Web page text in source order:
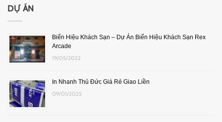
DỰ ÁN
Biển Hiệu Khách Sạn – Dự Án Biển Hiệu Khách Sạn Rex
Arcade
19/05/2022
In Nhanh Thủ Đức Giá Rẻ Giao Liền
09/01/2025